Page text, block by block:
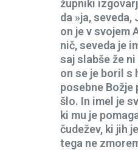
župniki
da »ja, seveda,
on je v svojem
nič, seveda je
saj slabše že
on se je boril s
posebne Božje
šlo. In imel je
ki mu je
čudežev, ki jih
tega ne